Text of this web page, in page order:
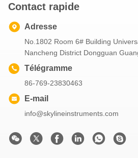
Contact rapide
Adresse
No.1802 Room 6# Building
Nancheng District Dongguan
Télégramme
86-769-23830463
E-mail
info@skylineinstruments.com